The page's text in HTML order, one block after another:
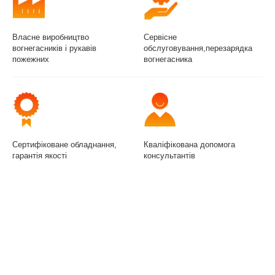
Власне виробництво
вогнегасників і рукавів
пожежних
Сервісне
обслуговування,перезарядка
вогнегасника
Сертифіковане обладнання,
гарантія якості
Кваліфікована допомога
консультантів